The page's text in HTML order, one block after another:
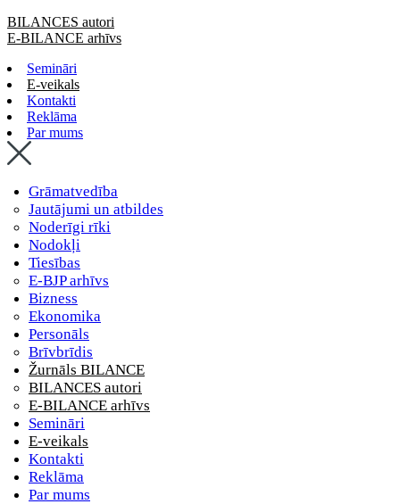
BILANCES autori
E-BILANCE arhīvs
Semināri
E-veikals
Kontakti
Reklāma
Par mums
Grāmatvedība
Jautājumi un atbildes
Noderīgi rīki
Nodokļi
Tiesības
E-BJP arhīvs
Bizness
Ekonomika
Personāls
Brīvbrīdis
Žurnāls BILANCE
BILANCES autori
E-BILANCE arhīvs
Semināri
E-veikals
Kontakti
Reklāma
Par mums